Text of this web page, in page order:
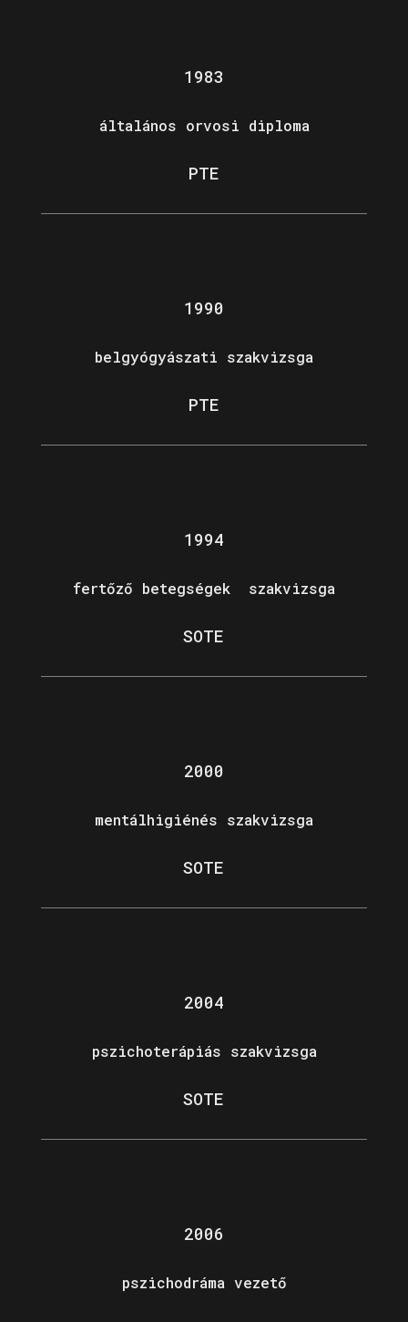
1983
általános orvosi diploma
PTE
1990
belgyógyászati szakvizsga
PTE
1994
fertőző betegségek szakvizsga
SOTE
2000
mentálhigiénés szakvizsga
SOTE
2004
pszichoterápiás szakvizsga
SOTE
2006
pszichodráma vezető